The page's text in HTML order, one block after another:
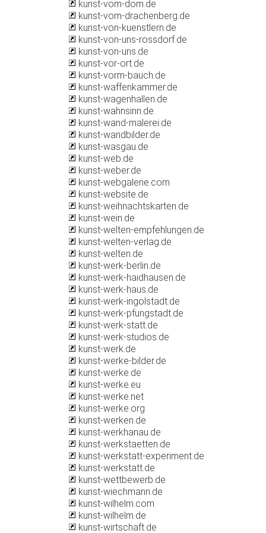
kunst-vom-dom.de
kunst-vom-drachenberg.de
kunst-von-kuenstlern.de
kunst-von-uns-rossdorf.de
kunst-von-uns.de
kunst-vor-ort.de
kunst-vorm-bauch.de
kunst-waffenkammer.de
kunst-wagenhallen.de
kunst-wahnsinn.de
kunst-wand-malerei.de
kunst-wandbilder.de
kunst-wasgau.de
kunst-web.de
kunst-weber.de
kunst-webgalerie.com
kunst-website.de
kunst-weihnachtskarten.de
kunst-wein.de
kunst-welten-empfehlungen.de
kunst-welten-verlag.de
kunst-welten.de
kunst-werk-berlin.de
kunst-werk-haidhausen.de
kunst-werk-haus.de
kunst-werk-ingolstadt.de
kunst-werk-pfungstadt.de
kunst-werk-statt.de
kunst-werk-studios.de
kunst-werk.de
kunst-werke-bilder.de
kunst-werke.de
kunst-werke.eu
kunst-werke.net
kunst-werke.org
kunst-werken.de
kunst-werkhanau.de
kunst-werkstaetten.de
kunst-werkstatt-experiment.de
kunst-werkstatt.de
kunst-wettbewerb.de
kunst-wiechmann.de
kunst-wilhelm.com
kunst-wilhelm.de
kunst-wirtschaft.de